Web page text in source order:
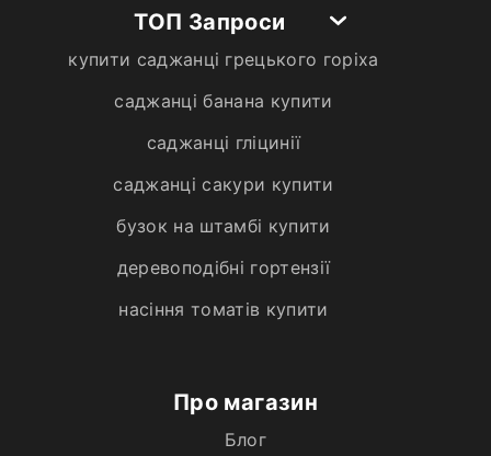
ТОП Запроси
купити саджанці грецького горіха
саджанці банана купити
саджанці гліцинії
саджанці сакури купити
бузок на штамбі купити
деревоподібні гортензії
насіння томатів купити
Про магазин
Блог